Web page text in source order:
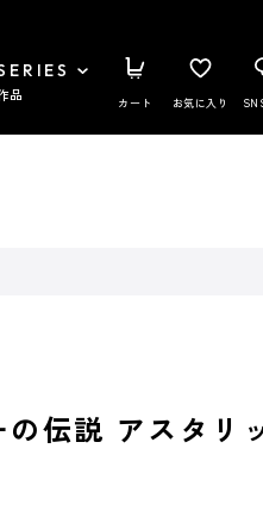
品 カート お気に入り
の伝説 アスタリ